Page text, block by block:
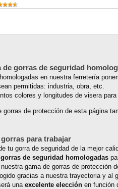
de gorras de seguridad
en nuestra ferretería
permitidas: industria, obra, etc.
colores y longitudes de visera
gorras de protección de esta página
para trabajar
tu gorra de seguridad de la mejor
de seguridad homologadas
gama de gorras de protección
gracias a nuestra trayectoria y
una excelente elección en función